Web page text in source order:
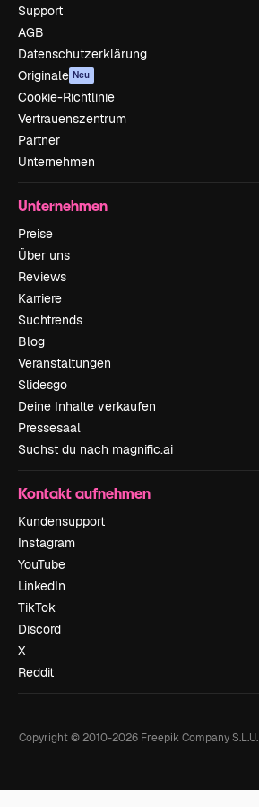
Support
AGB
Datenschutzerklärung
Originale Neu
Cookie-Richtlinie
Vertrauenszentrum
Partner
Unternehmen
Unternehmen
Preise
Über uns
Reviews
Karriere
Suchtrends
Blog
Veranstaltungen
Slidesgo
Deine Inhalte verkaufen
Pressesaal
Suchst du nach magnific.ai
Kontakt aufnehmen
Kundensupport
Instagram
YouTube
LinkedIn
TikTok
Discord
X
Reddit
Copyright © 2010-2026Freepik Company S.L.U.